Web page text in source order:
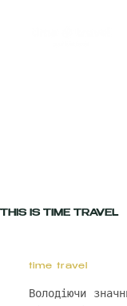
THIS IS TIME
time travel
Володіючи